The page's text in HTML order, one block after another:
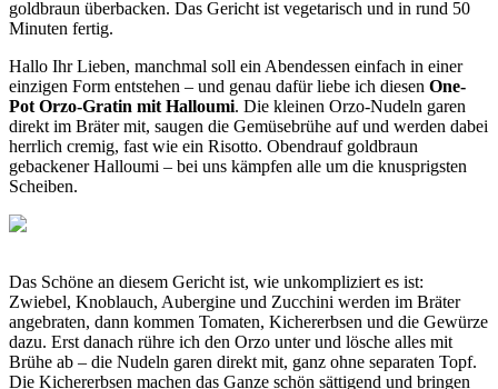
goldbraun überbacken. Das Gericht ist vegetarisch und in rund 50
Minuten fertig.
Hallo Ihr Lieben, manchmal soll ein Abendessen einfach in einer
einzigen Form entstehen – und genau dafür liebe ich diesen One-
Pot Orzo-Gratin mit Halloumi. Die kleinen Orzo-Nudeln garen
direkt im Bräter mit, saugen die Gemüsebrühe auf und werden dabei
herrlich cremig, fast wie ein Risotto. Obendrauf goldbraun
gebackener Halloumi – bei uns kämpfen alle um die knusprigsten
Scheiben.
Das Schöne an diesem Gericht ist, wie unkompliziert es ist:
Zwiebel, Knoblauch, Aubergine und Zucchini werden im Bräter
angebraten, dann kommen Tomaten, Kichererbsen und die Gewürze
dazu. Erst danach rühre ich den Orzo unter und lösche alles mit
Brühe ab – die Nudeln garen direkt mit, ganz ohne separaten Topf.
Die Kichererbsen machen das Ganze schön sättigend und bringen